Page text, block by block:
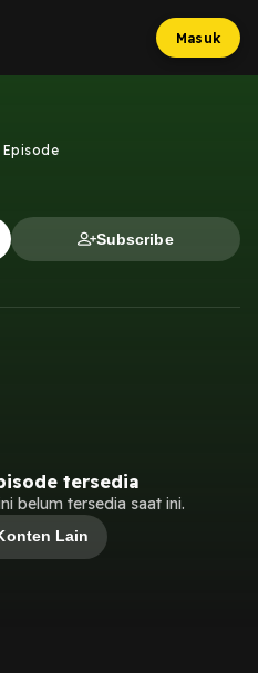
Masuk
Episode
Subscribe
tersedia
belum tersedia saat ini.
Lain